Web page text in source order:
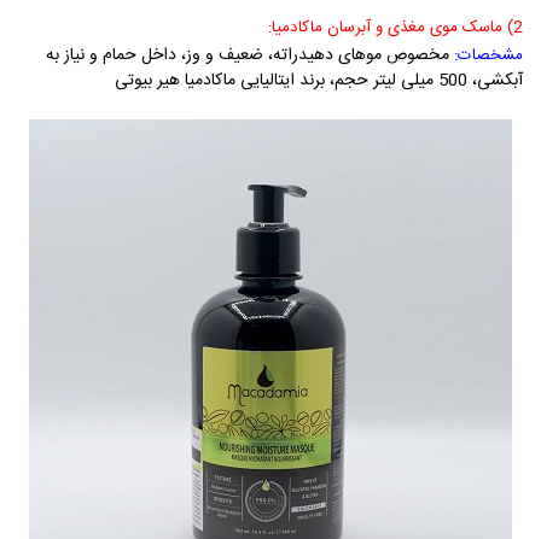
2) ماسک موی مغذی و آبرسان ماکادمیا:
مشخصات: مخصوص موهای دهیدراته، ضعیف و وز، داخل حمام و نیاز به
آبکشی، 500 میلی لیتر حجم، برند ایتالیایی ماکادمیا هیر بیوتی